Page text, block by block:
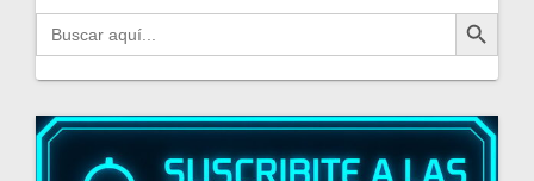
Buscar: Botón de búsqueda